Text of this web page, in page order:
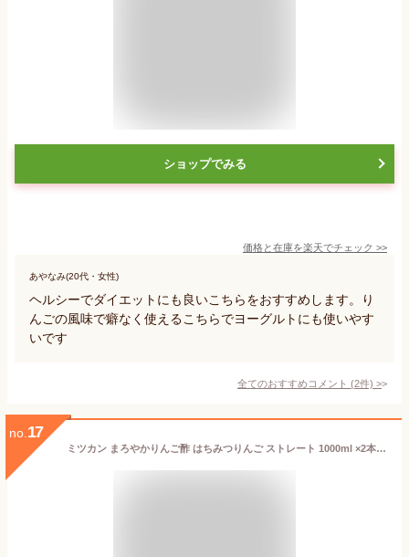
ショップでみる
価格と在庫を楽天でチェック >>
あやなみ(20代・女性)
ヘルシーでダイエットにも良いこちらをおすすめします。り
んごの風味で癖なく使えるこちらでヨーグルトにも使いやす
いです
全てのおすすめコメント (2件) >
no. 17
ミツカン まろやかりんご酢 はちみつりんご ストレート 1000ml ×2本 機能性表示食品